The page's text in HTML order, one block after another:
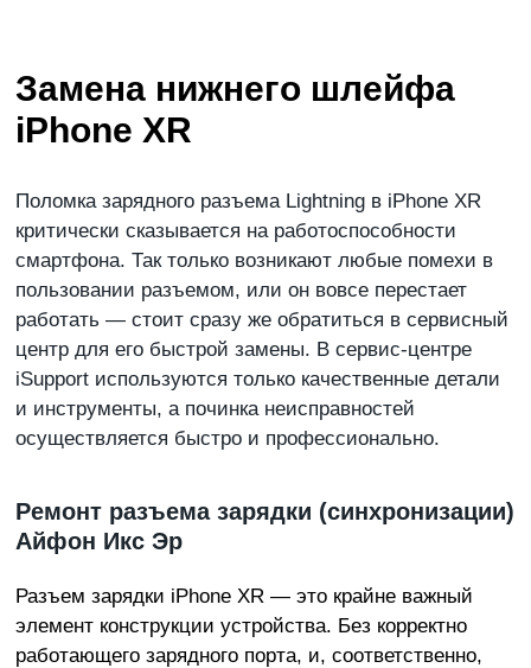
Замена нижнего шлейфа
iPhone XR
Поломка зарядного разъема Lightning в iPhone XR
критически сказывается на работоспособности
смартфона. Так только возникают любые помехи в
пользовании разъемом, или он вовсе перестает
работать — стоит сразу же обратиться в сервисный
центр для его быстрой замены. В сервис-центре
iSupport используются только качественные детали
и инструменты, а починка неисправностей
осуществляется быстро и профессионально.
Ремонт разъема зарядки (синхронизации)
Айфон Икс Эр
Разъем зарядки iPhone XR — это крайне важный
элемент конструкции устройства. Без корректно
работающего зарядного порта, и, соответственно,